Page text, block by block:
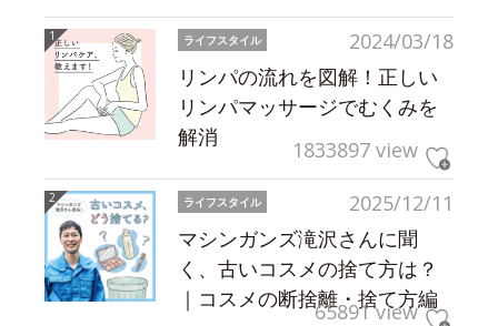
2024/03/18
ライフスタイル
リンパの流れを図解！正しい
リンパマッサージでむくみを
解消
1833897 view
2025/12/11
ライフスタイル
マシンガンズ滝沢さんに聞
く、古いコスメの捨て方は？
｜コスメの断捨離・捨て方編
65891 view